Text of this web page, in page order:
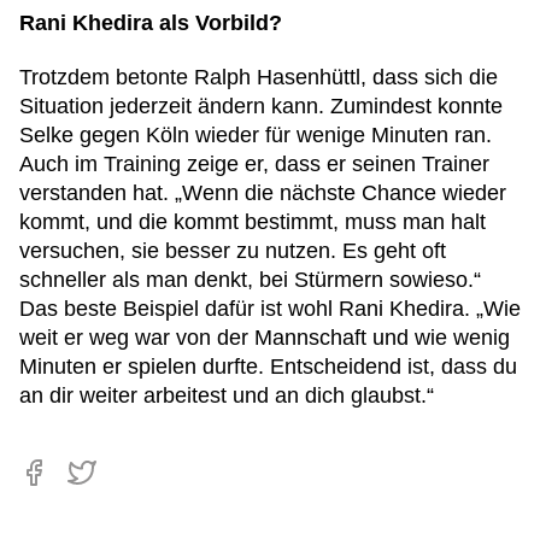
Rani Khedira als Vorbild?
Trotzdem betonte Ralph Hasenhüttl, dass sich die
Situation jederzeit ändern kann. Zumindest konnte
Selke gegen Köln wieder für wenige Minuten ran.
Auch im Training zeige er, dass er seinen Trainer
verstanden hat. „Wenn die nächste Chance wieder
kommt, und die kommt bestimmt, muss man halt
versuchen, sie besser zu nutzen. Es geht oft
schneller als man denkt, bei Stürmern sowieso.“
Das beste Beispiel dafür ist wohl Rani Khedira. „Wie
weit er weg war von der Mannschaft und wie wenig
Minuten er spielen durfte. Entscheidend ist, dass du
an dir weiter arbeitest und an dich glaubst.“